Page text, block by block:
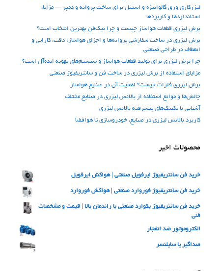
لیزرکاری ورق گالوانیزه و استیل برای ساخت پروانه و دمپر — مزایا،
استانداردها و کاربردها
برش لیزری قطعات هواساز چیست و چرا نیک‌فن بهترین انتخاب است؟
برش لیزری در ساخت سفارشی پروانه‌ها و اجزای هواساز؛ دقت، کارایی و
انعطاف در طراحی صنعتی
چرا برش لیزری برای تولید قطعات هواساز و سیستم‌های تهویه ایده‌آل است؟
مزایای استفاده از برش لیزری در ساخت فن‌ و سانتریفیوژ صنعتی
برش لیزری فلزات چیست؟ اهمیت آن در صنایع هواساز
چالش‌ها و موانع استفاده از بالانس لیزری در صنایع مختلف
آشنایی با تکنیک‌های پیشرفته بالانس لیزری
کاربرد بالانس لیزری در صنایع، خودروسازی تا هوافضا
محصولات اخیر
خرید فن سانتریفیوژ ایرفویل صنعتی | هواکش ایرفویل
خرید فن سانتریفیوژ فوروارد صنعتی | هواکش فوروارد
خرید فن سانتریفیوژ بکوارد صنعتی با راندمان بالا | قیمت و مشخصات
فنی
الکتروموتور ضد انفجار
صداگیر یا سایلنسر